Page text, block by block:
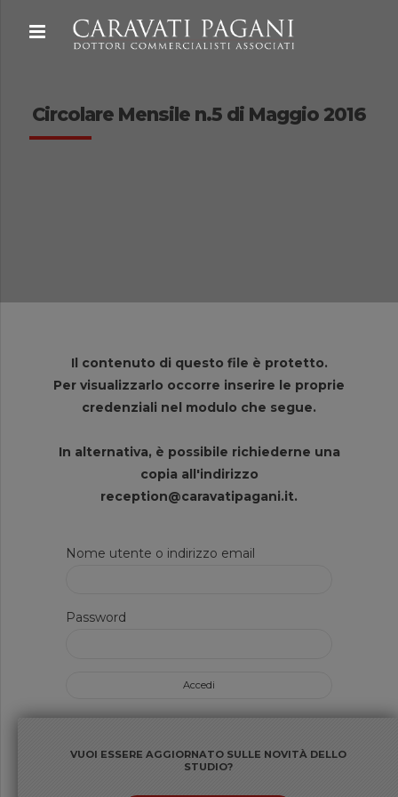
Circolare Mensile n.5 di Maggio 2016
Il contenuto di questo file è protetto.
Per visualizzarlo occorre inserire le proprie
credenziali nel modulo che segue.
In alternativa, è possibile richiederne una
copia all'indirizzo
reception@caravatipagani.it.
Nome utente o indirizzo email
Password
VUOI ESSERE AGGIORNATO SULLE NOVITÀ DELLO
STUDIO?